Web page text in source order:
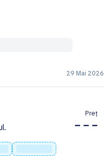
29 Mai 2026
Preț
– – –